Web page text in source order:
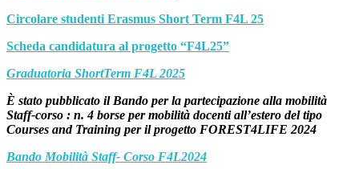
Circolare studenti Erasmus Short Term F4L 25
Scheda candidatura al progetto “F4L25”
Graduatoria ShortTerm F4L 2025
È stato pubblicato il Bando per la partecipazione alla mobilità
Staff-corso : n. 4 borse per mobilità docenti all’estero del tipo
Courses and Training per il progetto FOREST4LIFE 2024
Bando Mobilità Staff- Corso F4L2024